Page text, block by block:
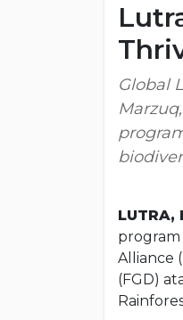
Global
LUTRA,
program
Alliance
(FGD)